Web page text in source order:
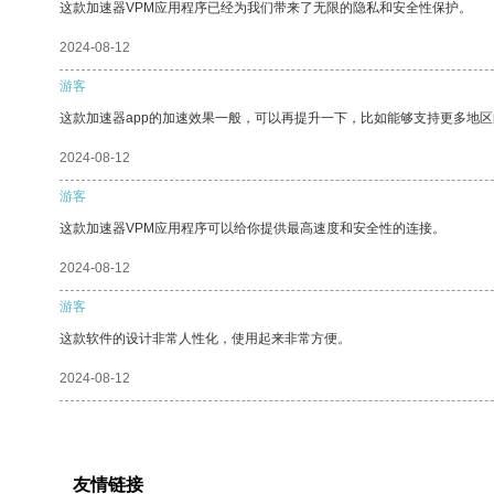
这款加速器VPM应用程序已经为我们带来了无限的隐私和安全性保护。
2024-08-12
游客
这款加速器app的加速效果一般，可以再提升一下，比如能够支持更多地区
2024-08-12
游客
这款加速器VPM应用程序可以给你提供最高速度和安全性的连接。
2024-08-12
游客
这款软件的设计非常人性化，使用起来非常方便。
2024-08-12
友情链接